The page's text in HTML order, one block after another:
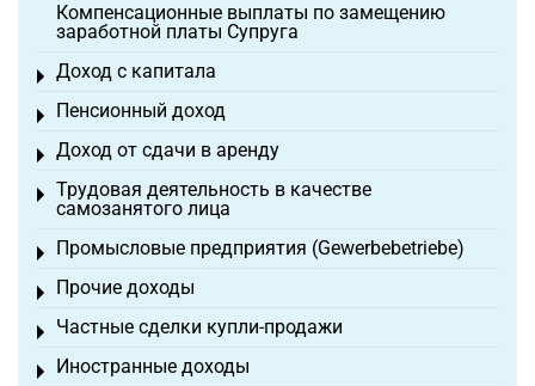
Компенсационные выплаты по замещению
заработной платы Супруга
Доход с капитала
Toggle menu
Пенсионный доход
Toggle menu
Доход от сдачи в аренду
Toggle menu
Трудовая деятельность в качестве
самозанятого лица
Toggle menu
Промысловые предприятия (Gewerbebetriebe)
Toggle menu
Прочие доходы
Toggle menu
Частные сделки купли-продажи
Toggle menu
Иностранные доходы
Toggle menu